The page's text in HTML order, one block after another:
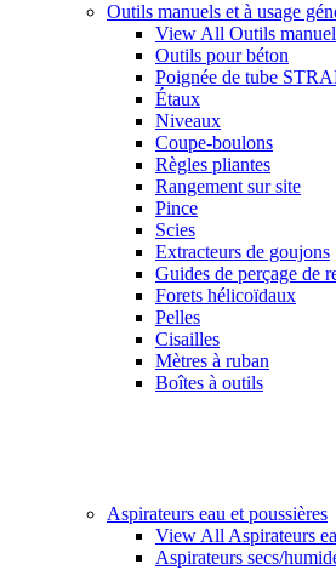
Outils manuels et à usage
View All Outils
Outils pour béton
Poignée de tube
Étaux
Niveaux
Coupe-boulons
Règles pliantes
Rangement sur site
Pince
Scies
Extracteurs de goujons
Guides de perçage de
Forets hélicoïdaux
Pelles
Cisailles
Mètres à ruban
Boîtes à outils
Aspirateurs eau et poussières
View All Aspirateurs
Aspirateurs secs/